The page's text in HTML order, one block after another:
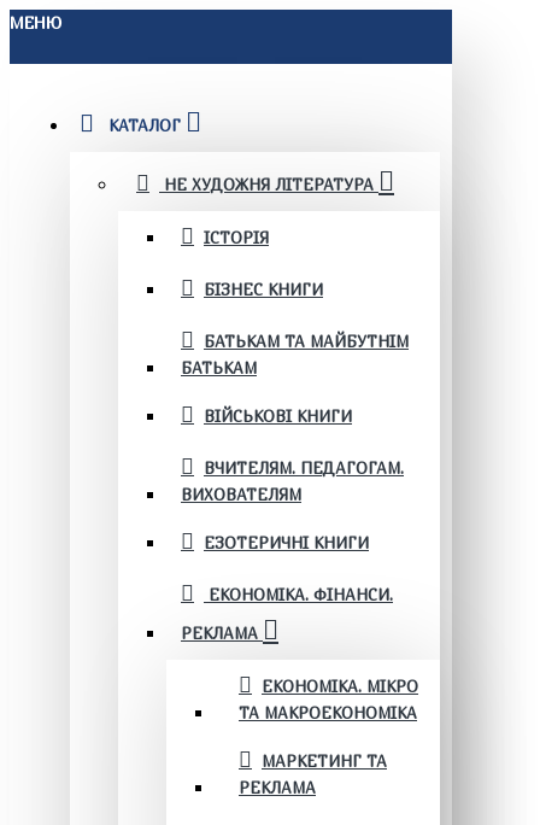
МЕНЮ
КАТАЛОГ
НЕ ХУДОЖНЯ ЛІТЕРАТУРА
ІСТОРІЯ
БІЗНЕС КНИГИ
БАТЬКАМ ТА МАЙБУТНІМ
БАТЬКАМ
ВІЙСЬКОВІ КНИГИ
ВЧИТЕЛЯМ. ПЕДАГОГАМ.
ВИХОВАТЕЛЯМ
ЕЗОТЕРИЧНІ КНИГИ
ЕКОНОМІКА. ФІНАНСИ.
РЕКЛАМА
ЕКОНОМІКА. МІКРО
ТА МАКРОЕКОНОМІКА
МАРКЕТИНГ ТА
РЕКЛАМА